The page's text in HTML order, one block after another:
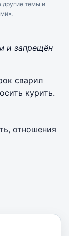
другие темы и
и запрещён
сварил
курить.
, отношения